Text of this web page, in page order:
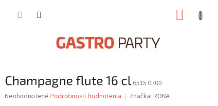
Champagne flute 16 cl 6515 0700
Priemerné
Neohodnotené Podrobnosti hodnotenia Značka: RONA